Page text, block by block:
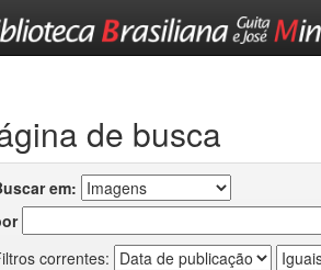
de busca
em:
correntes: